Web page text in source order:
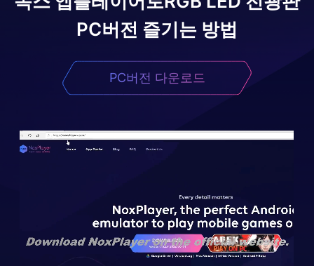
PC버전 즐기는 방법
PC버전 다운로드